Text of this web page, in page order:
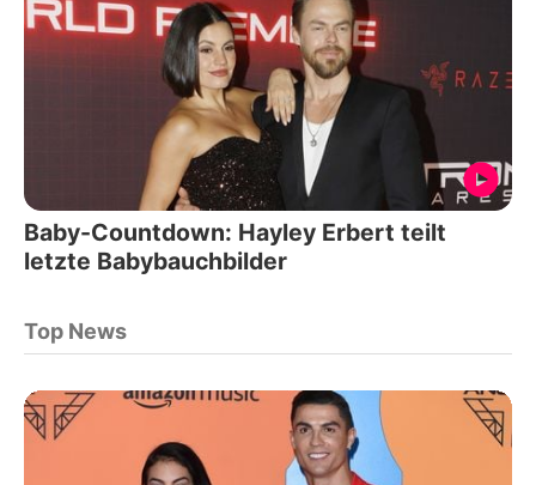
Baby-Countdown: Hayley Erbert teilt
letzte Babybauchbilder
Top News